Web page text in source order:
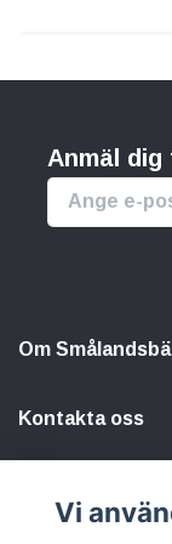
Anmäl
Om
Kontakta oss
Vi